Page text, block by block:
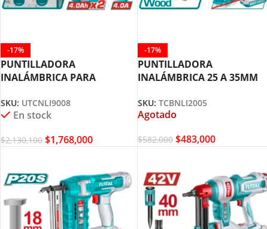
-17%
PUNTILLADORA
INALÁMBRICA PARA
BATERÍAS + CARGADOR
TOTAL UTCNLI9008
SKU: UTCNLI9008
En stock
$2,130,100 $1,768,000
-17%
PUNTILLADORA
INALÁMBRICA 25 A 35MM
SKU:TCBNLI2005
Agotado
$582,000 $483,000